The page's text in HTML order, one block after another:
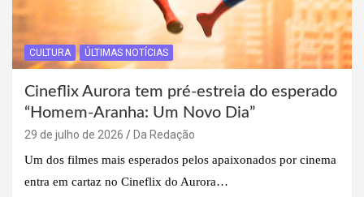
CULTURA ÚLTIMAS NOTÍCIAS
Cineflix Aurora tem pré-estreia do esperado
“Homem-Aranha: Um Novo Dia”
29 de julho de 2026
Da Redação
Um dos filmes mais esperados pelos apaixonados por cinema
entra em cartaz no Cineflix do Aurora…